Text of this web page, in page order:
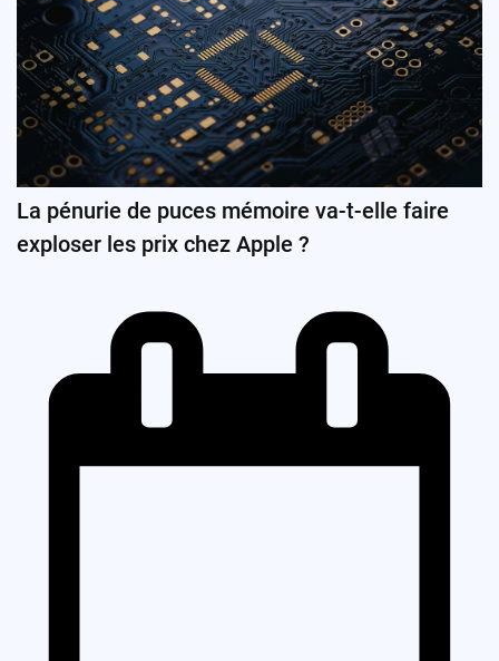
La pénurie de puces mémoire va-t-elle faire
exploser les prix chez Apple ?